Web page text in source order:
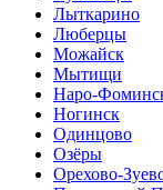
Лыткарино
Люберцы
Можайск
Мытищи
Наро-
Ногинск
Одинцово
Озёры
Орехово-